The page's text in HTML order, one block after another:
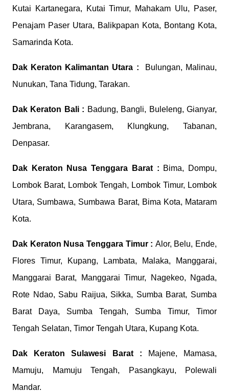
Kutai Kartanegara, Kutai Timur, Mahakam Ulu, Paser,
Penajam Paser Utara, Balikpapan Kota, Bontang Kota,
Samarinda Kota.
Dak Keraton Kalimantan Utara :
Bulungan, Malinau,
Nunukan, Tana Tidung, Tarakan.
Dak Keraton Bali : Badung, Bangli, Buleleng, Gianyar,
Jembrana, Karangasem, Klungkung, Tabanan,
Denpasar.
Dak Keraton Nusa Tenggara Barat : Bima, Dompu,
Lombok Barat, Lombok Tengah, Lombok Timur, Lombok
Utara, Sumbawa, Sumbawa Barat, Bima Kota, Mataram
Kota.
Dak Keraton Nusa Tenggara Timur : Alor, Belu, Ende,
Flores Timur, Kupang, Lambata, Malaka, Manggarai,
Manggarai Barat, Manggarai Timur, Nagekeo, Ngada,
Rote Ndao, Sabu Raijua, Sikka, Sumba Barat, Sumba
Barat Daya, Sumba Tengah, Sumba Timur, Timor
Tengah Selatan, Timor Tengah Utara, Kupang Kota.
Dak Keraton Sulawesi Barat : Majene, Mamasa,
Mamuju, Mamuju Tengah, Pasangkayu, Polewali
Mandar.